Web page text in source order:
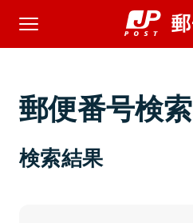
郵便番号検索
検索結果